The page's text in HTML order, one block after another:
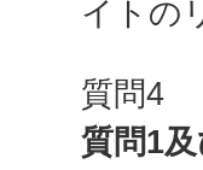
イトの
質問4
質問1